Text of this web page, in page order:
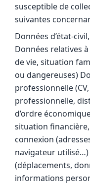
susceptible de
suivantes
Données d’état-
Données relatives
de vie, situation
ou dangereuses)
professionnelle
professionnelle,
d’ordre
situation
connexion
navigateur
(déplacements,
informations